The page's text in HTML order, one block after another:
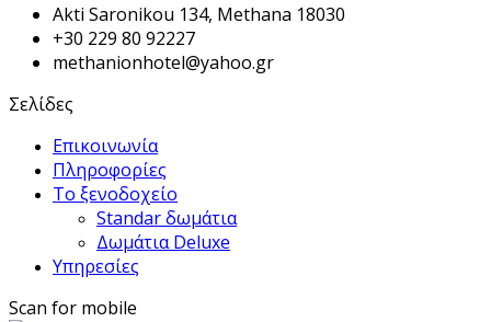
Akti Saronikou 134, Methana 18030
+30 229 80 92227
methanionhotel@yahoo.gr
Σελίδες
Επικοινωνία
Πληροφορίες
Το ξενοδοχείο
Standar δωμάτια
Δωμάτια Deluxe
Υπηρεσίες
Scan for mobile